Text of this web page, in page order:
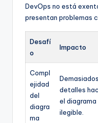
DevOps no está
presentan problemas
Desafí
o
Impacto
Compl
ejidad
del
diagra
ma
Demasiados
detalles
el diagrama
ilegible.